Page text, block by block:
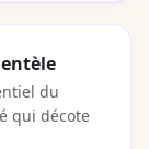
du
qui décote